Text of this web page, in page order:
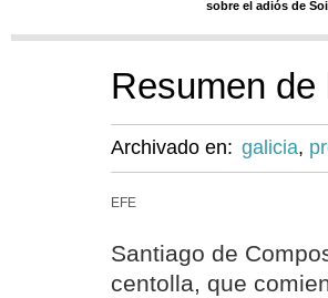
sobre el adiós de
Resumen
Archivado en: galicia,
EFE
Santiago de
centolla, que